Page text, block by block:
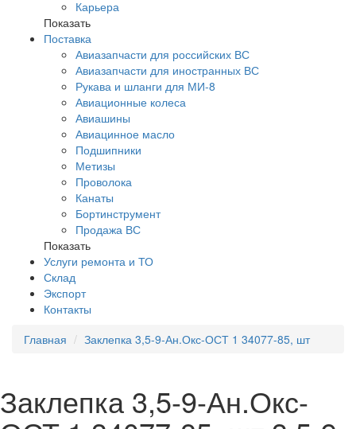
Карьера
Показать
Поставка
Авиазапчасти для российских ВС
Авиазапчасти для иностранных ВС
Рукава и шланги для МИ-8
Авиационные колеса
Авиашины
Авиацинное масло
Подшипники
Метизы
Проволока
Канаты
Бортинструмент
Продажа ВС
Показать
Услуги ремонта и ТО
Склад
Экспорт
Контакты
Главная
Заклепка 3,5-9-Ан.Окс-ОСТ 1 34077-85, шт
Заклепка 3,5-9-Ан.Окс-